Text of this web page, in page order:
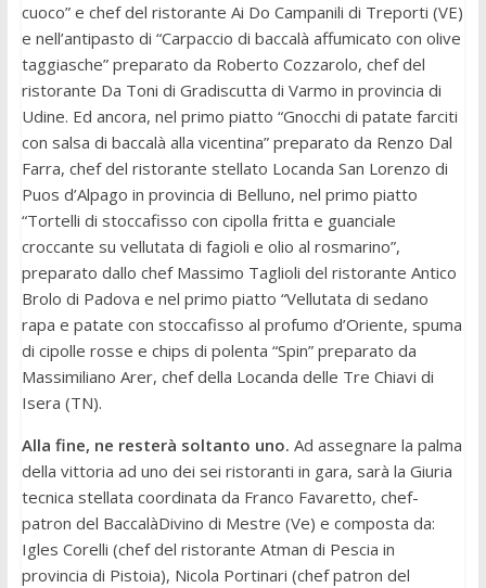
cuoco” e chef del ristorante Ai Do Campanili di Treporti (VE)
e nell’antipasto di “Carpaccio di baccalà affumicato con olive
taggiasche” preparato da Roberto Cozzarolo, chef del
ristorante Da Toni di Gradiscutta di Varmo in provincia di
Udine. Ed ancora, nel primo piatto “Gnocchi di patate farciti
con salsa di baccalà alla vicentina” preparato da Renzo Dal
Farra, chef del ristorante stellato Locanda San Lorenzo di
Puos d’Alpago in provincia di Belluno, nel primo piatto
“Tortelli di stoccafisso con cipolla fritta e guanciale
croccante su vellutata di fagioli e olio al rosmarino”,
preparato dallo chef Massimo Taglioli del ristorante Antico
Brolo di Padova e nel primo piatto “Vellutata di sedano
rapa e patate con stoccafisso al profumo d’Oriente, spuma
di cipolle rosse e chips di polenta “Spin” preparato da
Massimiliano Arer, chef della Locanda delle Tre Chiavi di
Isera (TN).
Alla fine, ne resterà soltanto uno. Ad assegnare la palma
della vittoria ad uno dei sei ristoranti in gara, sarà la Giuria
tecnica stellata coordinata da Franco Favaretto, chef-
patron del BaccalàDivino di Mestre (Ve) e composta da:
Igles Corelli (chef del ristorante Atman di Pescia in
provincia di Pistoia), Nicola Portinari (chef patron del